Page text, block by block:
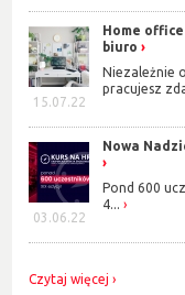
15.07.22
Home
biuro
Niezależnie
pracujesz
03.06.22
Nowa
Pond 600
4...
Czytaj więcej